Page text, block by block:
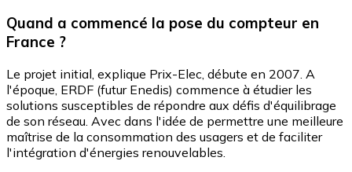
Quand a commencé la pose du compteur en
France ?
Le projet initial, explique Prix-Elec, débute en 2007. A
l'époque, ERDF (futur Enedis) commence à étudier les
solutions susceptibles de répondre aux défis d'équilibrage
de son réseau. Avec dans l'idée de permettre une meilleure
maîtrise de la consommation des usagers et de faciliter
l'intégration d'énergies renouvelables.